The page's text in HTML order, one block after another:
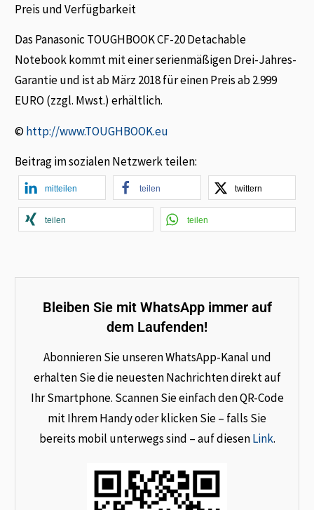
Preis und Verfügbarkeit
Das Panasonic TOUGHBOOK CF-20 Detachable
Notebook kommt mit einer serienmäßigen Drei-Jahres-
Garantie und ist ab März 2018 für einen Preis ab 2.999
EURO (zzgl. Mwst.) erhältlich.
© http://www.TOUGHBOOK.eu
Beitrag im sozialen Netzwerk teilen:
mitteilen teilen twittern
teilen teilen
Bleiben Sie mit WhatsApp immer auf
dem Laufenden!
Abonnieren Sie unseren WhatsApp-Kanal und
erhalten Sie die neuesten Nachrichten direkt auf
Ihr Smartphone. Scannen Sie einfach den QR-Code
mit Ihrem Handy oder klicken Sie – falls Sie
bereits mobil unterwegs sind – auf diesenLink.